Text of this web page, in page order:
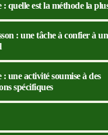
: quelle est la méthode la
: une tâche à confier à un
: une activité soumise à des
spécifiques